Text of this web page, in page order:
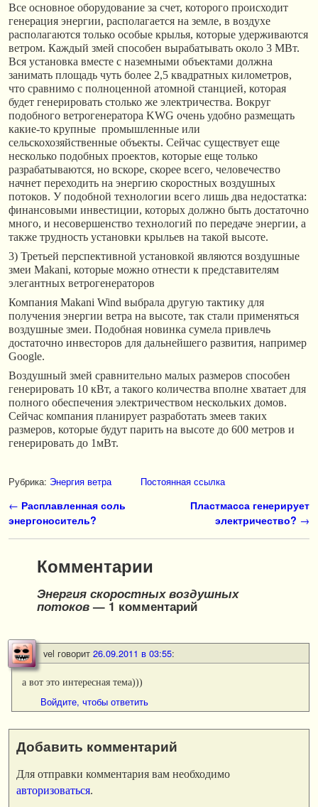
Все основное оборудование за счет, которого происходит
генерация энергии, располагается на земле, в воздухе
располагаются только особые крылья, которые удерживаются
ветром. Каждый змей способен вырабатывать около 3 МВт.
Вся установка вместе с наземными объектами должна
занимать площадь чуть более 2,5 квадратных километров,
что сравнимо с полноценной атомной станцией, которая
будет генерировать столько же электричества. Вокруг
подобного ветрогенератора KWG очень удобно размещать
какие-то крупные промышленные или
сельскохозяйственные объекты. Сейчас существует еще
несколько подобных проектов, которые еще только
разрабатываются, но вскоре, скорее всего, человечество
начнет переходить на энергию скоростных воздушных
потоков. У подобной технологии всего лишь два недостатка:
финансовыми инвестиции, которых должно быть достаточно
много, и несовершенство технологий по передаче энергии, а
также трудность установки крыльев на такой высоте.
3) Третьей перспективной установкой являются воздушные
змеи Makani, которые можно отнести к представителям
элегантных ветрогенераторов
Компания Makani Wind выбрала другую тактику для
получения энергии ветра на высоте, так стали применяться
воздушные змеи. Подобная новинка сумела привлечь
достаточно инвесторов для дальнейшего развития, например
Google.
Воздушный змей сравнительно малых размеров способен
генерировать 10 кВт, а такого количества вполне хватает для
полного обеспечения электричеством нескольких домов.
Сейчас компания планирует разработать змеев таких
размеров, которые будут парить на высоте до 600 метров и
генерировать до 1мВт.
Рубрика: Энергия ветра Постоянная ссылка
Навигация по записям
← Расплавленная соль
энергоноситель?
Пластмасса генерирует
электричество? →
Комментарии
Энергия скоростных воздушных
потоков— 1 комментарий
vel говорит 26.09.2011 в 03:55:
а вот это интересная тема)))
Войдите, чтобы ответить
Добавить комментарий
Для отправки комментария вам необходимо
авторизоваться.